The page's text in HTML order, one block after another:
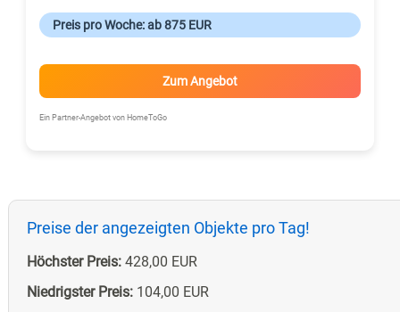
Preis pro Woche: ab 875 EUR
Zum Angebot
Ein Partner-Angebot von HomeToGo
Preise der angezeigten Objekte pro Tag!
Höchster Preis:428,00 EUR
Niedrigster Preis:104,00 EUR